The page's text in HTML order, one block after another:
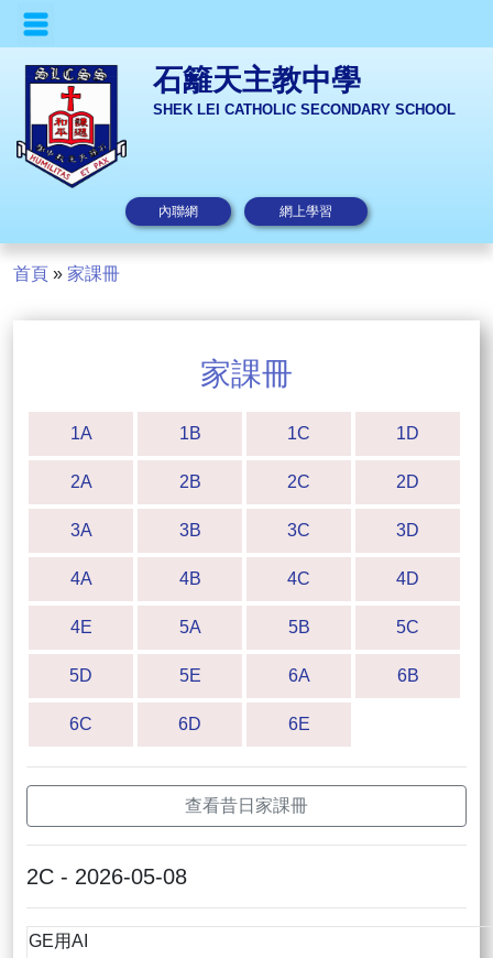
石籬天主教中學
SHEK LEI CATHOLIC SECONDARY SCHOOL
內聯網 網上學習
首頁 » 家課冊
家課冊
1A 1B 1C 1D
2A 2B 2C 2D
3A 3B 3C 3D
4A 4B 4C 4D
4E 5A 5B 5C
5D 5E 6A 6B
6C 6D 6E
查看昔日家課冊
2C - 2026-05-08
GE用AI